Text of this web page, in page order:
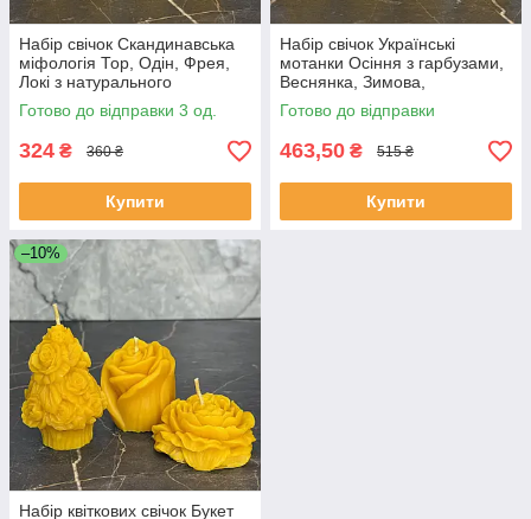
Набір свічок Скандинавська
міфологія Тор, Одін, Фрея,
Локі з натурального
бджолиного воску для декору
на подарунок
Готово до відправки 3 од.
324 ₴ 360 ₴
Купити
Набір свічок Українські
мотанки Осіння з гарбузами,
Веснянка, Зимова,
Конотопська відьма фігурні
декоративні свічки ручної
роботи
Готово до відправки
463,50 ₴ 515 ₴
Купити
–10%
Набір квіткових свічок Букет